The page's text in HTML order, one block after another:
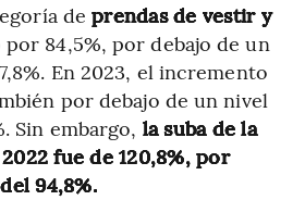
deprendas de vestir y
84,5%, por debajo de un
En 2023, el incremento
por debajo de un nivel
Sin embargo, la suba de la
fue de 120,8%, por
94,8%.